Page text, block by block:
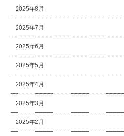
2025年8月
2025年7月
2025年6月
2025年5月
2025年4月
2025年3月
2025年2月